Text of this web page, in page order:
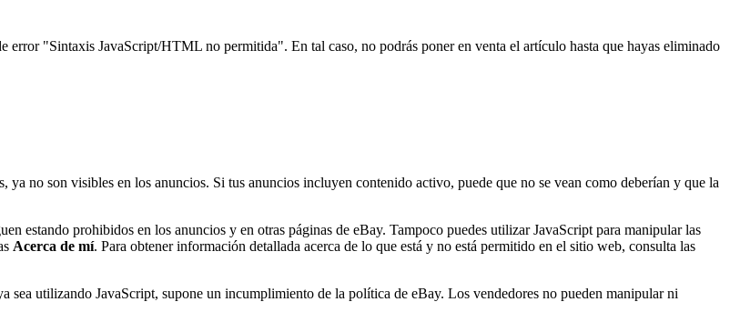
error "Sintaxis JavaScript/HTML no permitida". En tal caso, no podrás poner en venta el artículo hasta que hayas eliminado
no son visibles en los anuncios. Si tus anuncios incluyen contenido activo, puede que no se vean como deberían y que la
estando prohibidos en los anuncios y en otras páginas de eBay. Tampoco puedes utilizar JavaScript para manipular las
Acerca de mí. Para obtener información detallada acerca de lo que está y no está permitido en el sitio web, consulta las
utilizando JavaScript, supone un incumplimiento de la política de eBay. Los vendedores no pueden manipular ni